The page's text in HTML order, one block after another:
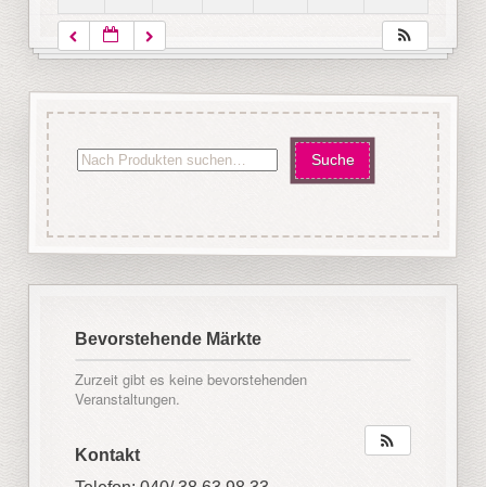
Bevorstehende Märkte
Zurzeit gibt es keine bevorstehenden
Veranstaltungen.
Kontakt